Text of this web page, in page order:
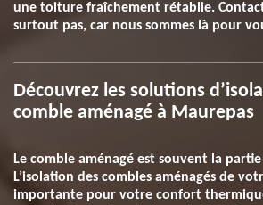
une toiture fraîchement rétablie.
surtout pas, car nous sommes là pour
Découvrez les solutions
comble aménagé à Maurepas
Le comble aménagé est souvent la
L’isolation des combles aménagés de
importante pour votre confort